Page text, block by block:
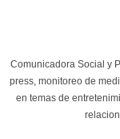
Comunicadora Social y
press, monitoreo de
en temas de